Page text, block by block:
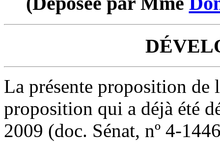
La présente proposition de
proposition qui a déjà été
2009 (doc. Sénat, nº 4-